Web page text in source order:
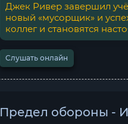
Джек Ривер завершил
новый «мусорщик» и
коллег и становятся
Слушать онлайн
Предел обороны -